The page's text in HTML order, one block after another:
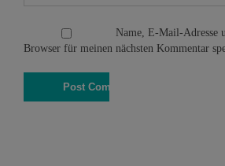
Name, E-Mail-Adresse
Browser für meinen nächsten Kommentar